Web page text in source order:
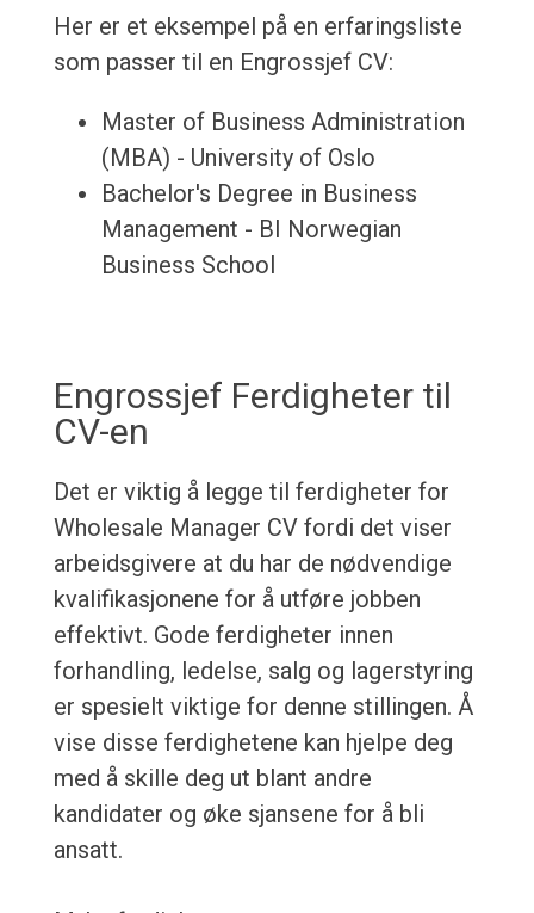
Her er et eksempel på en erfaringsliste
som passer til en Engrossjef CV:
Master of Business Administration
(MBA) - University of Oslo
Bachelor's Degree in Business
Management - BI Norwegian
Business School
Engrossjef Ferdigheter til
CV-en
Det er viktig å legge til ferdigheter for
Wholesale Manager CV fordi det viser
arbeidsgivere at du har de nødvendige
kvalifikasjonene for å utføre jobben
effektivt. Gode ferdigheter innen
forhandling, ledelse, salg og lagerstyring
er spesielt viktige for denne stillingen. Å
vise disse ferdighetene kan hjelpe deg
med å skille deg ut blant andre
kandidater og øke sjansene for å bli
ansatt.